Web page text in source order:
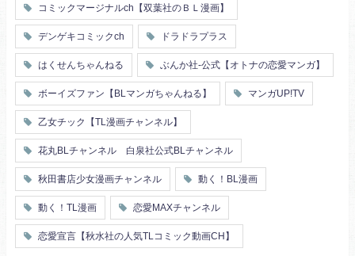
泥酔
絶倫
複数プレイ
催眠
友情・仲間
浴衣・和服
コミックマージナルch【双葉社のＢＬ漫画】
デンゲキコミックch ドラドラプラス
はくせんちゃんねる ぶんか社-公式【オトナの恋愛マンガ】
ボーイズファン【BLマンガちゃんねる】 マンガUP!TV
乙女チック【TL漫画チャンネル】
花丸BLチャンネル 白泉社公式BLチャンネル
秋田書店少女漫画チャンネル 動く！BL漫画
動く！TL漫画 恋愛MAXチャンネル
恋愛宣言【秋水社の人気TLコミック動画CH】